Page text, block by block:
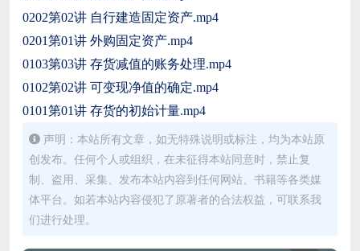
0202第02讲 自行建造固定资产.mp4
0201第01讲 外购固定资产.mp4
0103第03讲 存货减值的账务处理.mp4
0102第02讲 可变现净值的确定.mp4
0101第01讲 存货的初始计量.mp4
声明：本站所有文章，如无特殊说明或标注，均为本站原
创发布。任何个人或组织，在未征得本站同意时，禁止复
制、盗用、采集、发布本站内容到任何网站、书籍等各类媒
体平台。如若本站内容侵犯了原著者的合法权益，可联系我
们进行处理。